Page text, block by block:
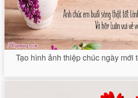
Tạo hình ảnh thiệp chúc ngày mới